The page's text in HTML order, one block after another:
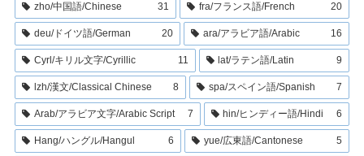
zho/中国語/Chinese 31 fra/フランス語/French 20
deu/ドイツ語/German 20 ara/アラビア語/Arabic 16
Cyrl/キリル文字/Cyrillic 11 lat/ラテン語/Latin 9
lzh/漢文/Classical Chinese 8 spa/スペイン語/Spanish 7
Arab/アラビア文字/Arabic Script 7 hin/ヒンディー語/Hindi 6
Hang/ハングル/Hangul 6 yue/広東語/Cantonese 5